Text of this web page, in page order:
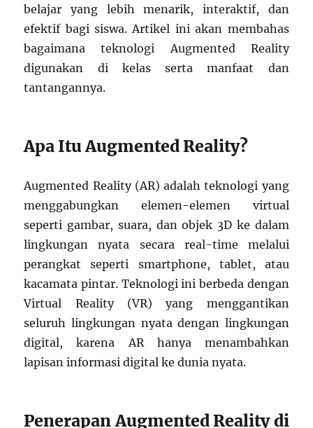
belajar yang lebih menarik, interaktif, dan
efektif bagi siswa. Artikel ini akan membahas
bagaimana teknologi Augmented Reality
digunakan di kelas serta manfaat dan
tantangannya.
Apa Itu Augmented Reality?
Augmented Reality (AR) adalah teknologi yang
menggabungkan elemen-elemen virtual
seperti gambar, suara, dan objek 3D ke dalam
lingkungan nyata secara real-time melalui
perangkat seperti smartphone, tablet, atau
kacamata pintar. Teknologi ini berbeda dengan
Virtual Reality (VR) yang menggantikan
seluruh lingkungan nyata dengan lingkungan
digital, karena AR hanya menambahkan
lapisan informasi digital ke dunia nyata.
Penerapan Augmented Reality di